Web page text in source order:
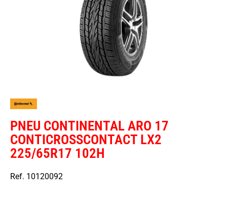
PNEU CONTINENTAL ARO 17
CONTICROSSCONTACT LX2
225/65R17 102H
Ref. 10120092